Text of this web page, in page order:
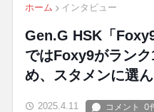
ホーム インタビュー
Gen.G HSK「
ではFoxy9がラン
め、スタメンに選ん
2025.4.11